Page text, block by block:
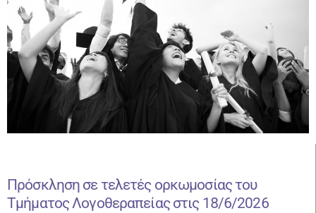
Πρόσκληση σε τελετές ορκωμοσίας του
Τμήματος Λογοθεραπείας στις 18/6/2026